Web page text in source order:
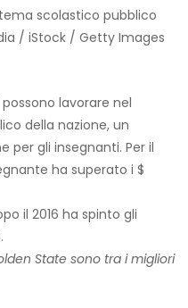
scolastico pubblico
/ iStock / Getty Images
lavorare nel
della nazione, un
per gli insegnanti. Per il
ha superato i $
il 2016 ha spinto gli
State sono tra i migliori